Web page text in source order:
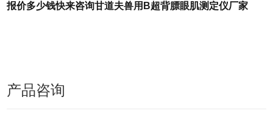
报价多少钱快来咨询甘道夫兽用B超背膘眼肌测定仪厂家
产品咨询